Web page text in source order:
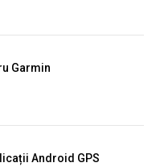
Garmin
Android GPS